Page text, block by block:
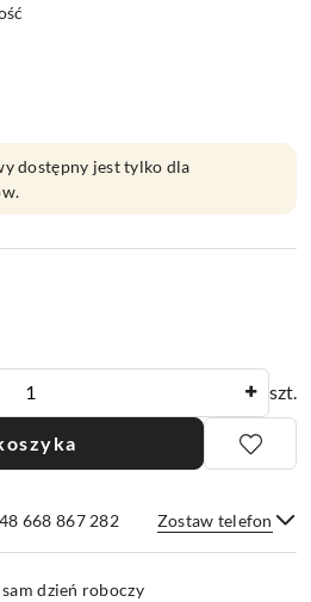
dostępny jest tylko dla
szt.
668 867 282 Zostaw telefon
dzień roboczy